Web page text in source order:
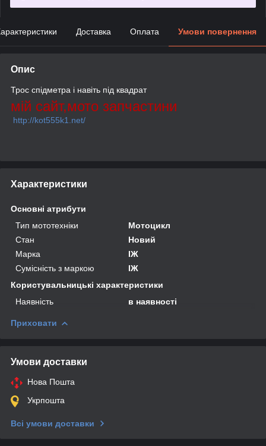
Доставка Оплата Умови повернення
Опис
Трос спідметра і навіть під квадрат
мій сайт,мото запчастини
http://kot555k1.net/
Характеристики
Основні атрибути
Тип мототехніки
Мотоцикл
Стан
Новий
Марка
ІЖ
Сумісність з маркою
ІЖ
Користувальницькі характеристики
Наявність
в наявності
Приховати
Умови доставки
Нова Пошта
Укрпошта
Всі умови доставки